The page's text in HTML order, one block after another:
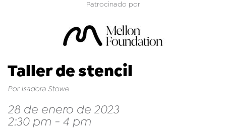
Patrocinado por
Taller de stencil
Por Isadora Stowe
28 de enero de 2023
2:30 pm - 4 pm